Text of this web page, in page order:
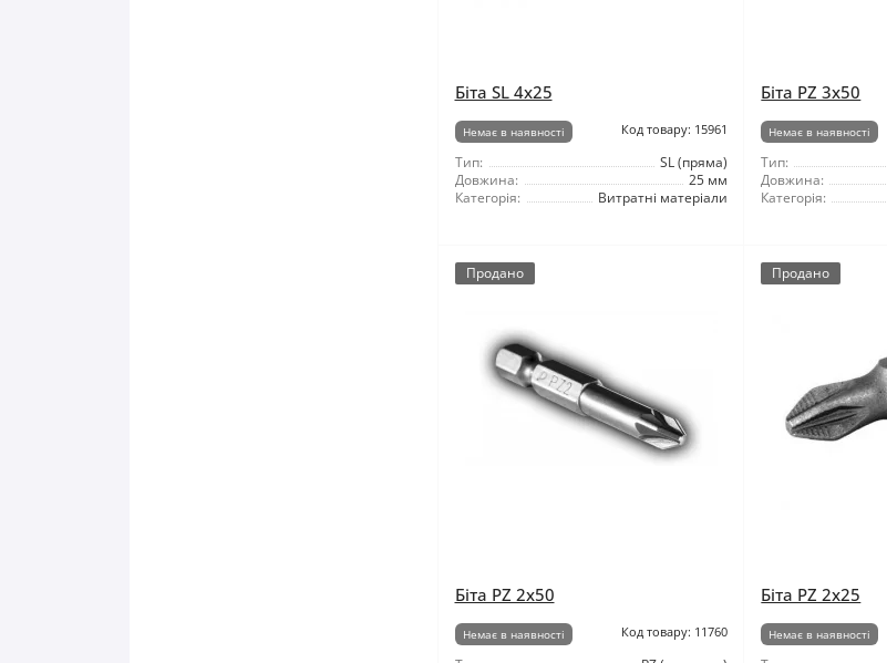
Біта SL 4x25
Немає в наявності Код товару: 15961
Тип:
SL (пряма)
Довжина:
25 мм
Категорія:
Витратні матеріали
Біта PZ 3x50
Немає в наявності
Тип:
Довжина:
Категорія:
Продано
Біта PZ 2x50
Немає в наявності Код товару: 11760
Продано
Біта PZ 2x25
Немає в наявності